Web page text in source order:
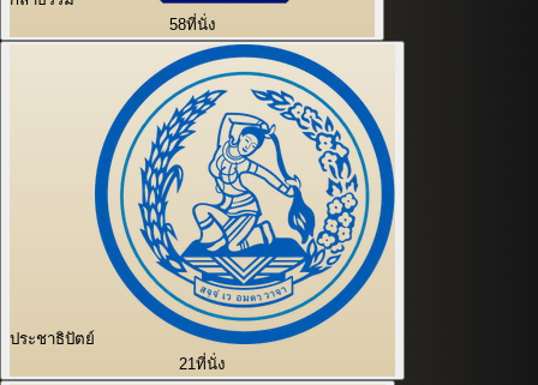
58ที่นั่ง
ประชาธิปัตย์
21ที่นั่ง